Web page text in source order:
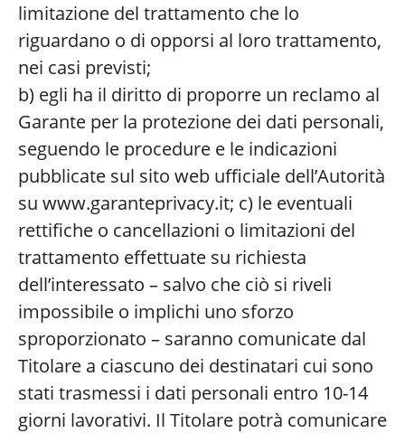
limitazione del trattamento che lo
riguardano o di opporsi al loro trattamento,
nei casi previsti;
b) egli ha il diritto di proporre un reclamo al
Garante per la protezione dei dati personali,
seguendo le procedure e le indicazioni
pubblicate sul sito web ufficiale dell’Autorità
su www.garanteprivacy.it; c) le eventuali
rettifiche o cancellazioni o limitazioni del
trattamento effettuate su richiesta
dell’interessato – salvo che ciò si riveli
impossibile o implichi uno sforzo
sproporzionato – saranno comunicate dal
Titolare a ciascuno dei destinatari cui sono
stati trasmessi i dati personali entro 10-14
giorni lavorativi. Il Titolare potrà comunicare